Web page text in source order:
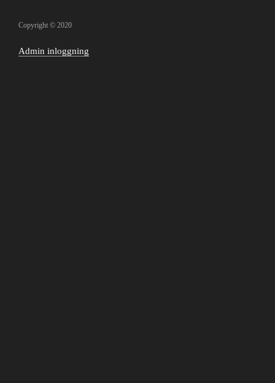
Copyright © 2020
Admin inloggning